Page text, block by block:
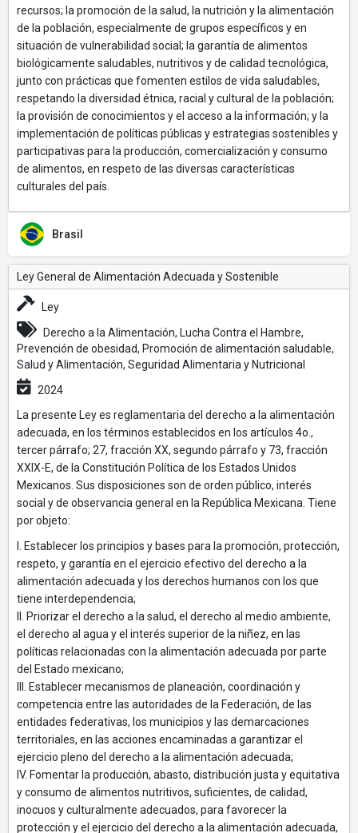
recursos; la promoción de la salud, la nutrición y la alimentación
de la población, especialmente de grupos específicos y en
situación de vulnerabilidad social; la garantía de alimentos
biológicamente saludables, nutritivos y de calidad tecnológica,
junto con prácticas que fomenten estilos de vida saludables,
respetando la diversidad étnica, racial y cultural de la población;
la provisión de conocimientos y el acceso a la información; y la
implementación de políticas públicas y estrategias sostenibles y
participativas para la producción, comercialización y consumo
de alimentos, en respeto de las diversas características
culturales del país.
Brasil
Ley General de Alimentación Adecuada y Sostenible
Ley
Derecho a la Alimentación, Lucha Contra el Hambre,
Prevención de obesidad, Promoción de alimentación saludable,
Salud y Alimentación, Seguridad Alimentaria y Nutricional
2024
La presente Ley es reglamentaria del derecho a la alimentación
adecuada, en los términos establecidos en los artículos 4o.,
tercer párrafo; 27, fracción XX, segundo párrafo y 73, fracción
XXIX-E, de la Constitución Política de los Estados Unidos
Mexicanos. Sus disposiciones son de orden público, interés
social y de observancia general en la República Mexicana. Tiene
por objeto:
I. Establecer los principios y bases para la promoción, protección,
respeto, y garantía en el ejercicio efectivo del derecho a la
alimentación adecuada y los derechos humanos con los que
tiene interdependencia;
II. Priorizar el derecho a la salud, el derecho al medio ambiente,
el derecho al agua y el interés superior de la niñez, en las
políticas relacionadas con la alimentación adecuada por parte
del Estado mexicano;
III. Establecer mecanismos de planeación, coordinación y
competencia entre las autoridades de la Federación, de las
entidades federativas, los municipios y las demarcaciones
territoriales, en las acciones encaminadas a garantizar el
ejercicio pleno del derecho a la alimentación adecuada;
IV. Fomentar la producción, abasto, distribución justa y equitativa
y consumo de alimentos nutritivos, suficientes, de calidad,
inocuos y culturalmente adecuados, para favorecer la
protección y el ejercicio del derecho a la alimentación adecuada,